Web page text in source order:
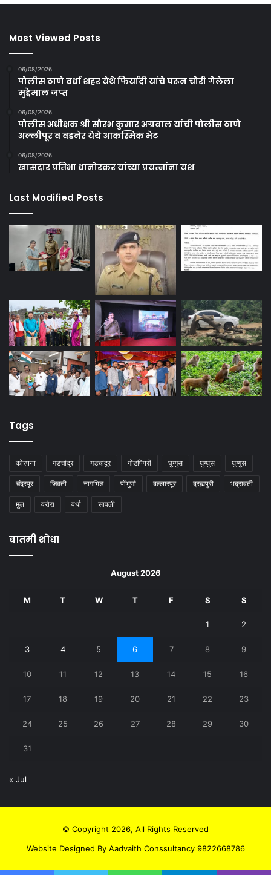
Most Viewed Posts
06/08/2026
पोलीस ठाणे वर्धा शहर येथे फिर्यादी यांचे घरून चोरी गेलेला
मुद्देमाल जप्त
06/08/2026
पोलीस अधीक्षक श्री सौरभ कुमार अग्रवाल यांची पोलीस ठाणे
अल्लीपूर व वडनेर येथे आकस्मिक भेट
06/08/2026
खासदार प्रतिभा धानोरकर यांच्या प्रयत्नांना यश
Last Modified Posts
Tags
कोरपना गडचांदुर गडचांदूर गोंडपिपरी घुग्गुस घुग्घुस घूग्गुस
चंद्रपूर जिवती नागभिड पोंभुर्णा बल्लारपूर ब्रह्मपुरी भद्रावती
मुल वरोरा वर्धा सावली
बातमी शोधा
August 2026
M T W T F S S
1 2
3 4 5 6 7 8 9
10 11 12 13 14 15 16
17 18 19 20 21 22 23
24 25 26 27 28 29 30
31
« Jul
© Copyright 2026, All Rights Reserved
Website Designed By Aadvaith Conssultancy 9822668786